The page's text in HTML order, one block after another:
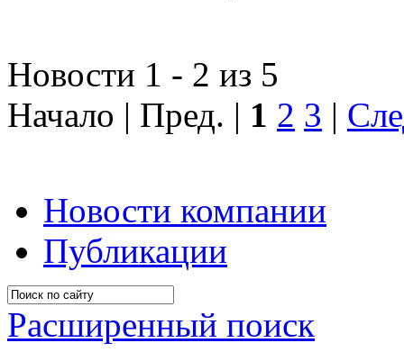
Новости 1 - 2 из 5
Начало | Пред. | 1 2 3 |
Новости компании
Публикации
Расширенный поиск